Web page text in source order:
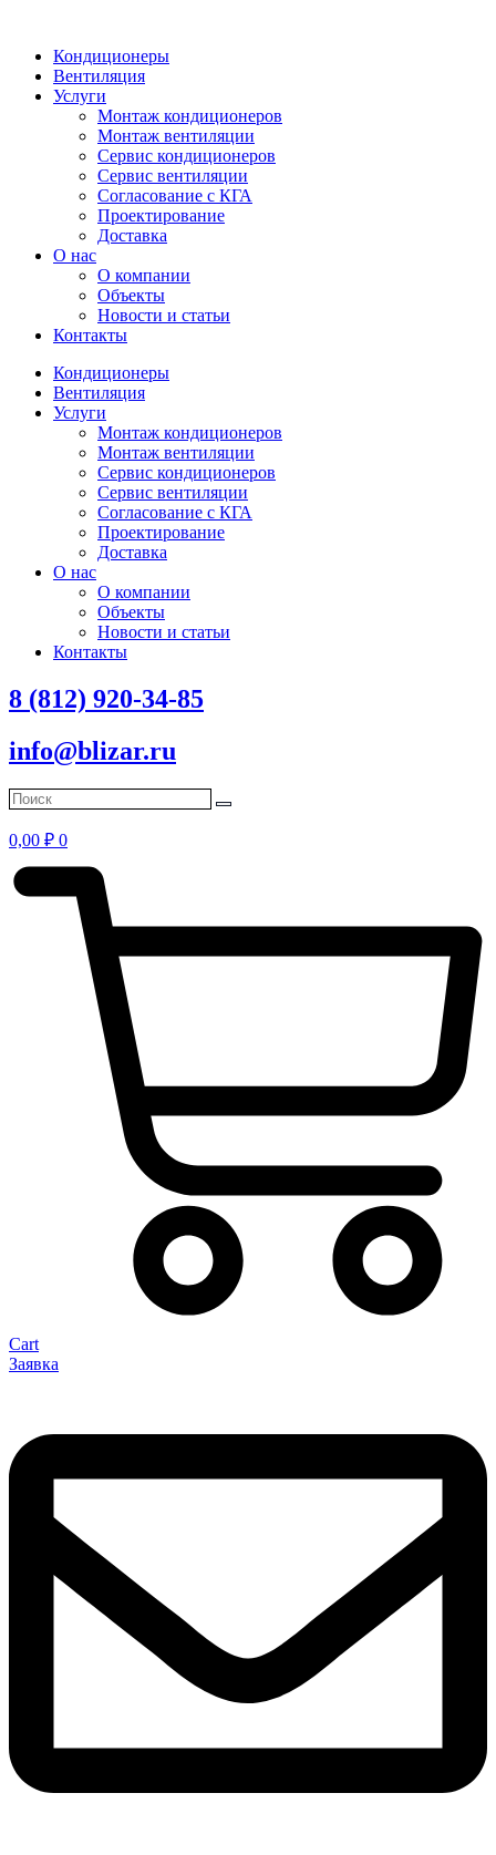
Кондиционеры
Вентиляция
Услуги
Монтаж кондиционеров
Монтаж вентиляции
Сервис кондиционеров
Сервис вентиляции
Согласование с КГА
Проектирование
Доставка
О нас
О компании
Объекты
Новости и статьи
Контакты
Кондиционеры
Вентиляция
Услуги
Монтаж кондиционеров
Монтаж вентиляции
Сервис кондиционеров
Сервис вентиляции
Согласование с КГА
Проектирование
Доставка
О нас
О компании
Объекты
Новости и статьи
Контакты
8 (812) 920-34-85
info@blizar.ru
0,00 ₽ 0
Cart
Заявка